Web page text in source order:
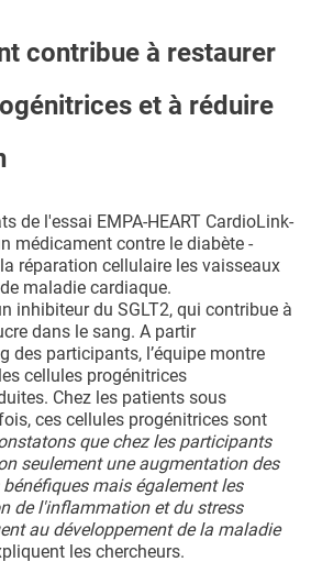
contribue à restaurer
et à réduire
de l'essai EMPA-HEART CardioLink-
médicament contre le diabète -
réparation cellulaire les vaisseaux
maladie cardiaque.
inhibiteur du SGLT2, qui contribue à
dans le sang. A partir
des participants, l’équipe montre
cellules progénitrices
Chez les patients sous
ces cellules progénitrices sont
que chez les participants
seulement une augmentation des
mais également les
de l'inflammation et du stress
au développement de la maladie
les chercheurs.